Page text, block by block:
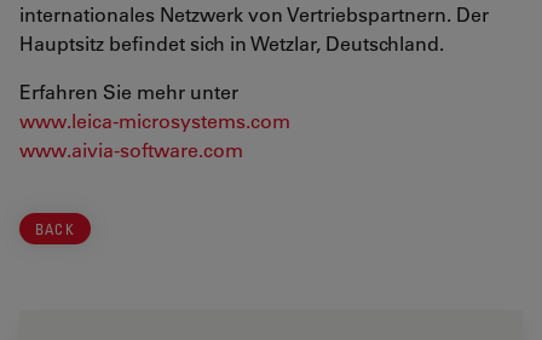
internationales Netzwerk von Vertriebspartnern. Der
Hauptsitz befindet sich in Wetzlar, Deutschland.
Erfahren Sie mehr unter
www.leica-microsystems.com
www.aivia-software.com
BACK